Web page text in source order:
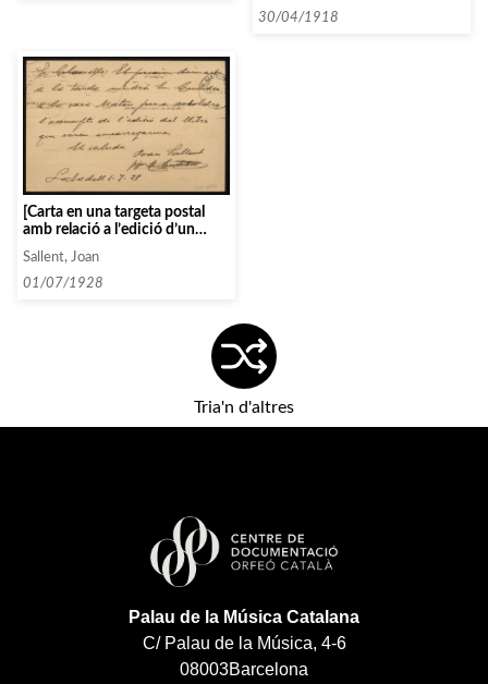
30/04/1918
[Carta en una targeta postal
amb relació a l’edició d’un
llibre que se li va encarregar]
Sallent, Joan
01/07/1928
Tria'n d'altres
Palau de la Música Catalana
C/ Palau de la Música, 4-6
08003Barcelona